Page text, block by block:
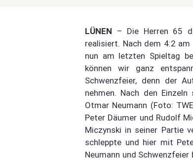
LÜNEN – Die Herren 65
realisiert. Nach dem 4:2
nun am letzten Spieltag
können wir ganz
Schwenzfeier, denn der
nehmen. Nach den
Otmar Neumann (Foto:
Peter Däumer und Rudolf
Miczynski in seiner Partie
schleppte und hier mit
Neumann und